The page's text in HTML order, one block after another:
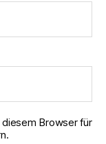
Browser für